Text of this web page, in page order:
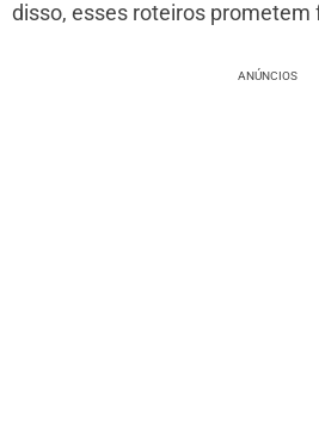
disso, esses roteiros prometem
ANÚNCIOS